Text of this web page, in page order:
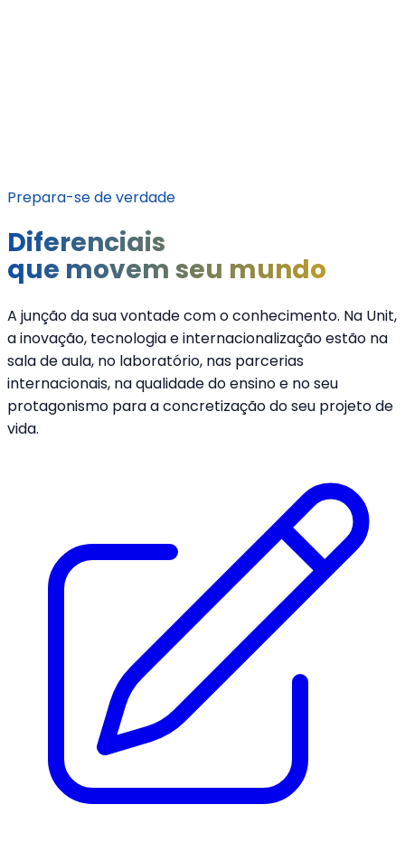
Prepara-se de verdade
Diferenciais
que movem seu mundo
A junção da sua vontade com o conhecimento. Na Unit,
a inovação, tecnologia e internacionalização estão na
sala de aula, no laboratório, nas parcerias
internacionais, na qualidade do ensino e no seu
protagonismo para a concretização do seu projeto de
vida.